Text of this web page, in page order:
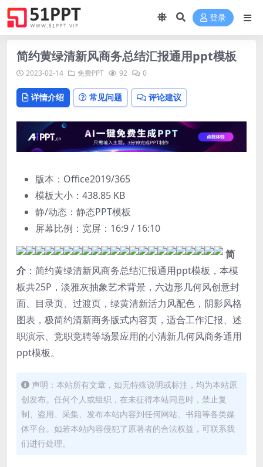
登录
简约黄绿清新风商务总结汇报通用ppt模板
2023-02-14 免费PPT 92 0
详情介绍 常见问题 评论建议
版本：Office2019/365
模板大小： 438.85 KB
静/动态：静态PPT模板
屏幕比例：宽屏：16:9 / 16:10
简
介 ：简约黄绿清新风商务总结汇报通用ppt模板，本模
板共25P，淡雅灰抽象艺术背景，六边形几何风创意封
面、目录页、过渡页，绿黄清新活力风配色，阴影风格
图表，极简约清新商务版式内容页，适合工作汇报、述
职演示、竞职竞聘等场景应用的小清新几何风商务通用
ppt模板。
声明：本站所有文章，如无特殊说明或标注，均为本站原
创发布。任何个人或组织，在未征得本站同意时，禁止复
制、盗用、采集、发布本站内容到任何网站、书籍等各类媒
体平台。如若本站内容侵犯了原著者的合法权益，可联系我
们进行处理。